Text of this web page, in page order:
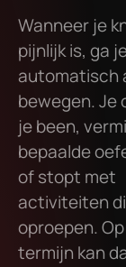
Wanneer je
pijnlijk is, ga
automatisch
bewegen. Je
je been,
bepaalde
of stopt met
activiteiten
oproepen.
termijn kan